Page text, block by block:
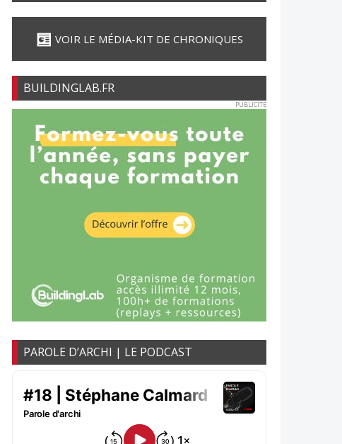
VOIR LE MÉDIA-KIT DE CHRONIQUES
BUILDINGLAB.FR
PUBLICITE
PAROLE D’ARCHI | LE PODCAST